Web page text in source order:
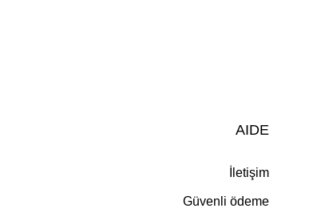
AIDE
İletişim
Güvenli ödeme